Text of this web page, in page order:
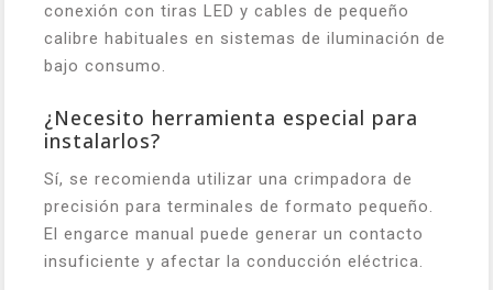
conexión con tiras LED y cables de pequeño
calibre habituales en sistemas de iluminación de
bajo consumo.
¿Necesito herramienta especial para
instalarlos?
Sí, se recomienda utilizar una crimpadora de
precisión para terminales de formato pequeño.
El engarce manual puede generar un contacto
insuficiente y afectar la conducción eléctrica.